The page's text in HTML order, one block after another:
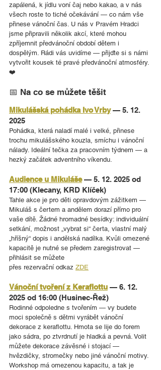
zapálená, k jídlu voní čaj nebo kakao, a v nás
všech roste to tiché očekávání — co nám vše
přinese vánoční čas. U nás v Pravém Hradci
jsme připravili několik akcí, které mohou
zpříjemnit předvánoční období dětem i
dospělým. Rádi vás uvidíme — přijďte si s námi
vytvořit kousek té pravé předvánoční atmosféry.
❤️
📅 Na co se můžete těšit
Mikulášská pohádka Ivo Vrby — 5. 12.
2025
Pohádka, která naladí malé i velké, přinese
trochu mikulášského kouzla, smíchu i vánoční
nálady. Ideální tečka za pracovním týdnem — a
hezký začátek adventního víkendu.
Audience u Mikuláše — 5. 12. 2025 od
17:00 (Klecany, KRD Klíček)
Tahle akce je pro děti opravdovým zážitkem —
Mikuláš s čertem a andělem dorazí přímo pro
vaše dítě. Žádné hromadné besídky: individuální
setkání, možnost „vybrat si“ čerta, vlastní malý
„hříšný“ dopis i andělská nadílka. Kvůli omezené
kapacitě je nutné se předem zaregistrovat —
přihlásit se můžete
přes rezervační odkaz ZDE
Vánoční tvoření z Keraflottu — 6. 12.
2025 od 16:00 (Husinec-Řež)
Rodinné odpoledne s tvořením — vy budete
moci společně s dětmi vyrábět vánoční
dekorace z keraflottu. Hmota se lije do forem
jako sádra, po ztvrdnutí je hladká a pevná. Volit
můžete dekorace závěsné i stojací —
hvězdičky, stromečky nebo jiné vánoční motivy.
Workshop má omezenou kapacitu, a tak je